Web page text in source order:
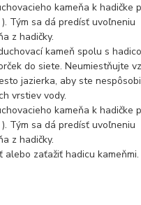
kameňa k hadičke
Tým sa dá predísť uvoľneniu
z hadičky.
kameň spolu s
do siete. Neumiestňujte
jazierka, aby ste
vrstiev vody.
kameňa k hadičke
Tým sa dá predísť uvoľneniu
z hadičky.
alebo zaťažiť hadicu kameňmi.